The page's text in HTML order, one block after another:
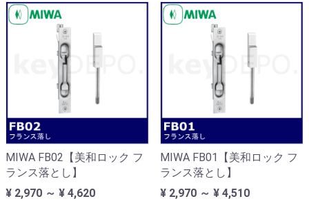
MIWA FB02【美和ロック フ
ランス落とし】
¥ 2,970 ～ ¥ 4,620
MIWA FB01【美和ロック フ
ランス落とし】
¥ 2,970 ～ ¥ 4,510